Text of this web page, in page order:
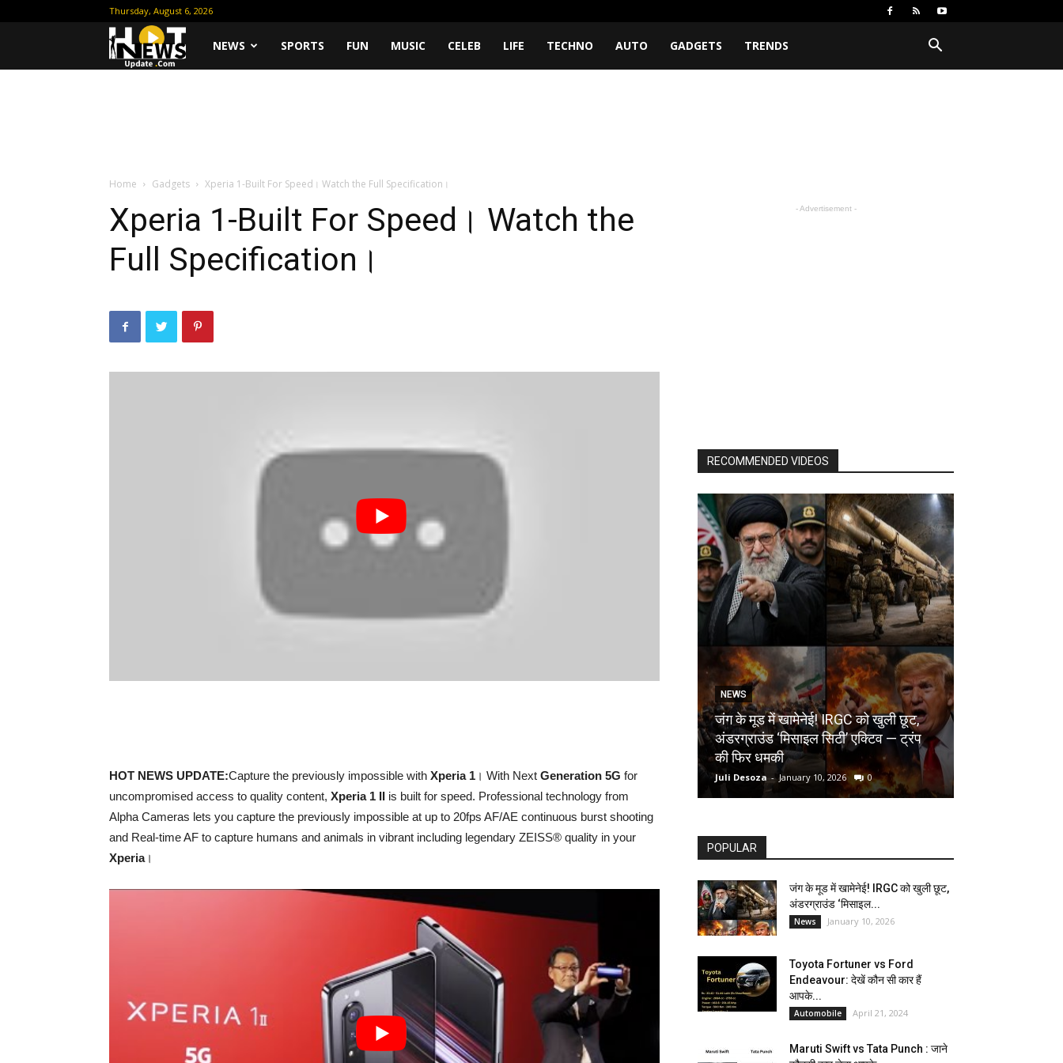
Thursday, August 6, 2026
HotNEWS SPORTS FUN MUSIC CELEB LIFE TECHNO AUTO GADGETS TRENDS
Home Gadgets Xperia 1-Built For Speed। Watch the Full Specification।
Xperia 1-Built For Speed। Watch the
Full Specification।
HOT NEWS UPDATE:Capture the previously impossible with Xperia 1 । With Next Generation 5G for
uncompromised access to quality content, Xperia 1 II is built for speed. Professional technology from
Alpha Cameras lets you capture the previously impossible at up to 20fps AF/AE continuous burst shooting
and Real-time AF to capture humans and animals in vibrant including legendary ZEISS® quality in your
Xperia।
- Advertisement -
RECOMMENDED VIDEOS
NEWS
जंग के मूड में खामेनेई! IRGC को खुली छूट,
अंडरग्राउंड ‘मिसाइल सिटी’ एक्टिव — ट्रंप
की फिर धमकी
Juli Desoza - January 10, 2026 0
POPULAR
जंग के मूड में खामेनेई! IRGC को खुली छूट,
अंडरग्राउंड ‘मिसाइल...
News January 10, 2026
Toyota Fortuner vs Ford
Endeavour: देखें कौन सी कार हैं
आपके...
Automobile April 21, 2024
Maruti Swift vs Tata Punch : जाने